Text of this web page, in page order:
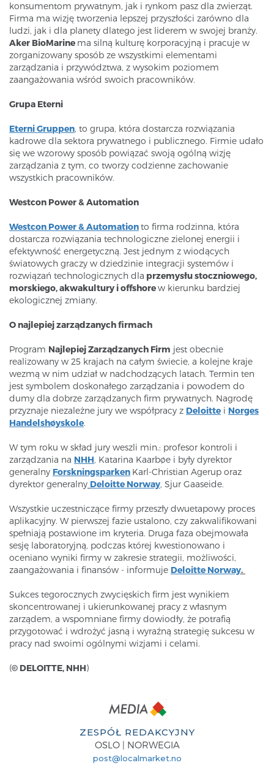
konsumentom prywatnym, jak i rynkom pasz dla zwierząt.
Firma ma wizję tworzenia lepszej przyszłości zarówno dla
ludzi, jak i dla planety dlatego jest liderem w swojej branży.
Aker BioMarine ma silną kulturę korporacyjną i pracuje w
zorganizowany sposób ze wszystkimi elementami
zarządzania i przywództwa, z wysokim poziomem
zaangażowania wśród swoich pracowników.
Grupa Eterni
Eterni Gruppen, to grupa, która dostarcza rozwiązania
kadrowe dla sektora prywatnego i publicznego. Firmie udało
się we wzorowy sposób powiązać swoją ogólną wizję
zarządzania z tym, co tworzy codzienne zachowanie
wszystkich pracowników.
Westcon Power & Automation
Westcon Power & Automationto firma rodzinna, która
dostarcza rozwiązania technologiczne zielonej energii i
efektywność energetyczną. Jest jednym z wiodących
światowych graczy w dziedzinie integracji systemów i
rozwiązań technologicznych dla przemysłu stoczniowego,
morskiego, akwakultury i offshorew kierunku bardziej
ekologicznej zmiany.
O najlepiej zarządzanych firmach
Program Najlepiej Zarządzanych Firm jest obecnie
realizowany w 25 krajach na całym świecie, a kolejne kraje
wezmą w nim udział w nadchodzących latach. Termin ten
jest symbolem doskonałego zarządzania i powodem do
dumy dla dobrze zarządzanych firm prywatnych. Nagrodę
przyznaje niezależne jury we współpracy z Deloitte i Norges
Handelshøyskole.
W tym roku w skład jury weszli min.: profesor kontroli i
zarządzania na NHH, Katarina Kaarbøe i były dyrektor
generalny Forskningsparken Karl-Christian Agerup oraz
dyrektor generalny Deloitte Norway, Sjur Gaaseide.
Wszystkie uczestniczące firmy przeszły dwuetapowy proces
aplikacyjny. W pierwszej fazie ustalono, czy zakwalifikowani
spełniają postawione im kryteria. Druga faza obejmowała
sesję laboratoryjną, podczas której kwestionowano i
oceniano wyniki firmy w zakresie strategii, możliwości,
zaangażowania i finansów - informuje Deloitte Norway.
Sukces tegorocznych zwycięskich firm jest wynikiem
skoncentrowanej i ukierunkowanej pracy z własnym
zarządem, a wspomniane firmy dowiodły, że potrafią
przygotować i wdrożyć jasną i wyraźną strategię sukcesu w
pracy nad swoimi ogólnymi wizjami i celami.
(© DELOITTE, NHH)
ZESPÓŁ REDAKCYJNY
OSLO | NORWEGIA
post@localmarket.no